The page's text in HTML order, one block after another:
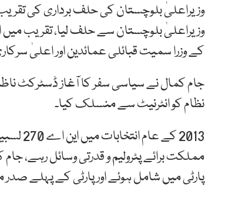
وزیراعلیٰ بلوچستان کی حلف برداری کی
وزیراعلیٰ بلوچستان سے حلف لیا، تقریب میں
کے وزرا سمیت قبائلی عمائدین اور اعلیٰ
جام کمال نے سیاسی سفر کا آغاز ڈسٹرکٹ
نظام کو انٹرنیٹ سے منسلک کیا۔
پارٹی میں شامل ہوئے اور پارٹی کے پہلے